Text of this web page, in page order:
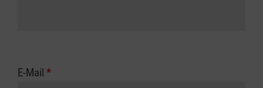
E-Mail *